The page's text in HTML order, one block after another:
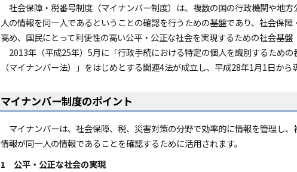
社会保障・税番号制度（マイナンバー制度）は、複数の国の行政機関や地
人の情報を同一人であるということの確認を行うための基盤であり、社会保
高め、国民にとって利便性の高い公平・公正な社会を実現するための社会基盤
2013年（平成25年）5月に「行政手続における特定の個人を識別するため
（マイナンバー法）」をはじめとする関連4法が成立し、平成28年1月1日から
マイナンバー制度のポイント
マイナンバーは、社会保障、税、災害対策の分野で効率的に情報を管理し
情報が同一人の情報であることを確認するために活用されます。
1 公平・公正な社会の実現